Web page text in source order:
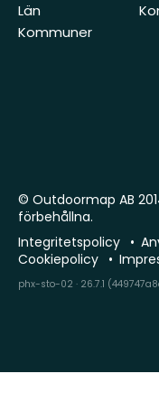
Län
Kommuner
© Outdoormap AB
förbehållna.
Integritetspolicy
Cookiepolicy
phx-sto-02 · 26.7.1